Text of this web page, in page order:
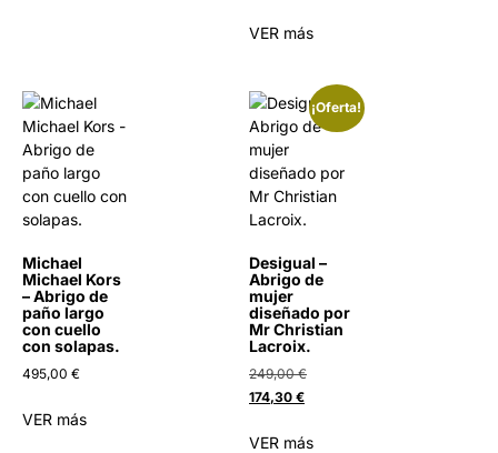
VER más
Michael
Michael Kors
– Abrigo de
paño largo
con cuello
con solapas.
495,00 €
VER más
¡Oferta!
Desigual –
Abrigo de
mujer
diseñado por
Mr Christian
Lacroix.
249,00€
174,30 €
VER más